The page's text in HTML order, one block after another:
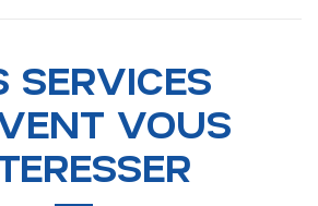
SERVICES
VOUS